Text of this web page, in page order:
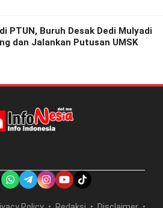
PTUN, Buruh Desak Dedi Mulyadi
dan Jalankan Putusan UMSK